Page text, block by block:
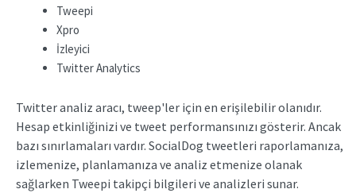
Tweepi
Xpro
İzleyici
Twitter Analytics
Twitter analiz aracı, tweep'ler için en erişilebilir olanıdır.
Hesap etkinliğinizi ve tweet performansınızı gösterir. Ancak
bazı sınırlamaları vardır. SocialDog tweetleri raporlamanıza,
izlemenize, planlamanıza ve analiz etmenize olanak
sağlarken Tweepi takipçi bilgileri ve analizleri sunar.